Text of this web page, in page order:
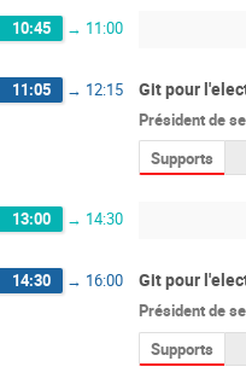
10:45 → 11:00
11:05 → 12:15 Git pour
Président de
Supports
13:00 → 14:30
14:30 → 16:00 Git pour
Président de
Supports